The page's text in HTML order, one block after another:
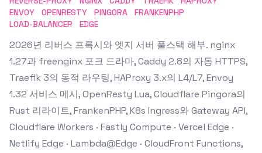
ENVOY
OPENRESTY PINGORA
FRANKENPHP
LOAD-BALANCER
EDGE
2026년 리버스 프록시와 엣지 서버 풀스택 해부. nginx
1.27과 freenginx 포크 드라마, Caddy 2.8의 자동 HTTPS,
Traefik 3의 동적 라우팅, HAProxy 3.x의 L4/L7, Envoy
1.32 서비스 메시, OpenResty Lua, Cloudflare Pingora의
Rust 리라이트, FrankenPHP, K8s Ingress와 Gateway API,
Cloudflare Workers · Fastly Compute · Vercel Edge ·
Netlify Edge · Lambda@Edge · CloudFront Functions,